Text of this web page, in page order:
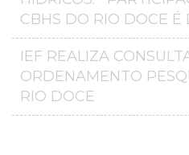
CBHS DO RIO DOCE É
IEF REALIZA
ORDENAMENTO
RIO DOCE